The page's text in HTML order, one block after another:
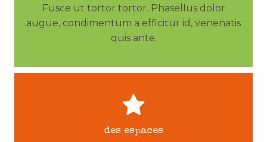
Fusce ut tortor tortor. Phasellus dolor
augue, condimentum a efficitur id, venenatis
quis ante.
des espaces